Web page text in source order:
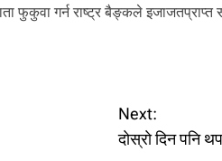
फुकुवा गर्न राष्ट्र बैङ्कले इजाजतप्राप्त
Next:
दाेस्राे दिन पनि